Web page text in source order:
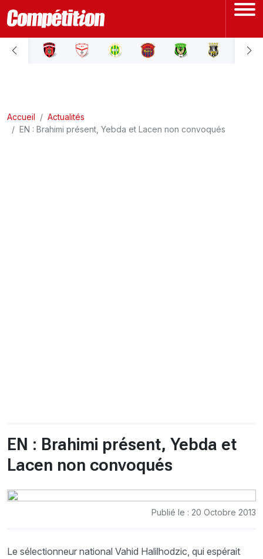
ACCUEIL
LIGUE 2
Accueil
Actualités
EN : Brahimi présent, Yebda et Lacen non convoqués
EN : Brahimi présent, Yebda et
Lacen non convoqués
Publié le : 20 Octobre 2013
Le sélectionneur national Vahid Halilhodzic, qui espérait